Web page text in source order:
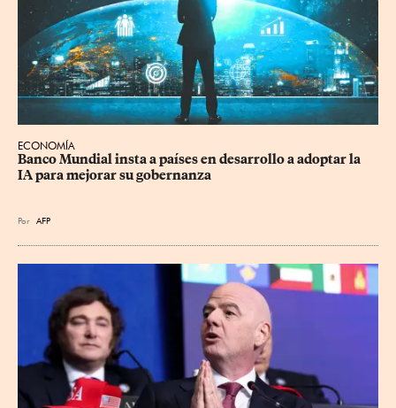
ECONOMÍA
Banco Mundial insta a países en desarrollo a adoptar la
IA para mejorar su gobernanza
Por AFP